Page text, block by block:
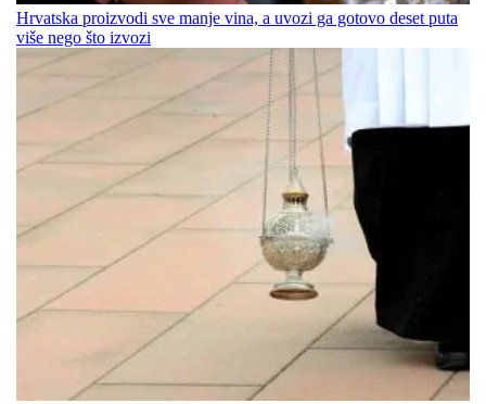
Hrvatska proizvodi sve manje vina, a uvozi ga gotovo deset puta
više nego što izvozi